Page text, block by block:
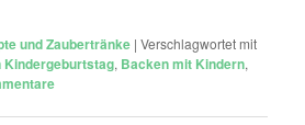
und Zaubertränke |Verschlagwortet mit
Kindergeburtstag, Backen mit Kindern,